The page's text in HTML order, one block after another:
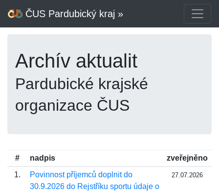
ČUS Pardubický kraj »
Archív aktualit
Pardubické krajské
organizace ČUS
# nadpis
zveřejněno
1.
Povinnost příjemců doplnit do
30.9.2026 do Rejstříku sportu údaje o
27.07.2026